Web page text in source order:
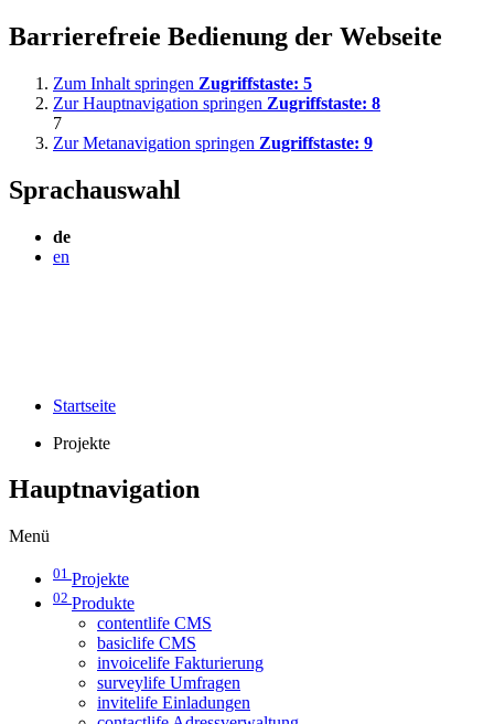
Barrierefreie Bedienung der Webseite
Zum Inhalt springen Zugriffstaste: 5
Zur Hauptnavigation springen Zugriffstaste: 8
7
Zur Metanavigation springen Zugriffstaste: 9
Sprachauswahl
de
en
Startseite
Projekte
Hauptnavigation
Menü
01 Projekte
02 Produkte
contentlife CMS
basiclife CMS
invoicelife Fakturierung
surveylife Umfragen
invitelife Einladungen